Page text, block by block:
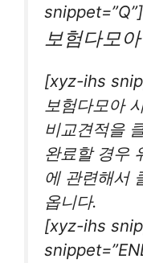
snippet=”Q”]
보험다모
[xyz-ihs
보험다모아
비교견적을
완료할 경우
에 관련해서
옵니다.
[xyz-ihs